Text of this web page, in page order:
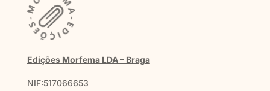
Edições Morfema LDA – Braga
NIF:517066653